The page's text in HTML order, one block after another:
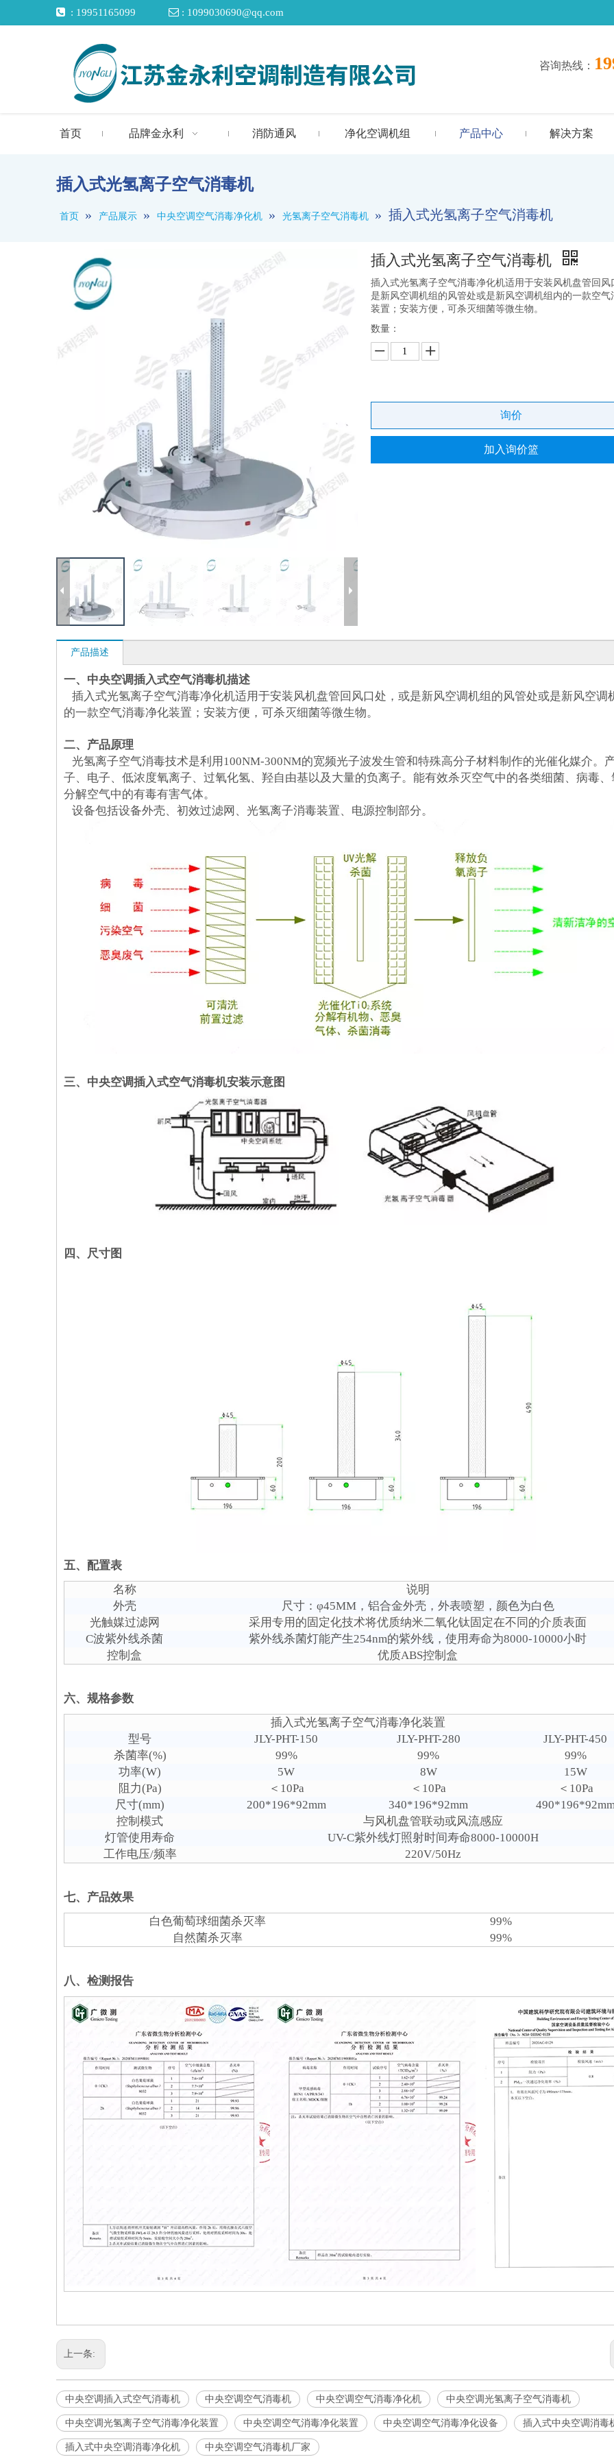
 : 19951165099  : 1099030690@qq.com
咨询热线 ：
首页 品牌金永利 消防通风 净化空调机组 产品中心 解决方案
插入式光氢离子空气消毒机
首页 » 产品展示 » 中央空调空气消毒净化机 » 光氢离子空气消毒机 » 插入式光氢离子空气消毒机
插入式光氢离子空气消毒机
插入式光氢离子空气消毒净化机适用于安装风机盘管回风
是新风空调机组的风管处或是新风空调机组内的一款空气
装置；安装方便，可杀灭细菌等微生物。
数量：
询价
加入询价篮
产品描述
一、中央空调插入式空气消毒机描述
插入式光氢离子空气消毒净化机适用于安装风机盘管回风口处，或是新风空调机组的风管处或是新风空调
的一款空气消毒净化装置；安装方便，可杀灭细菌等微生物。
二、产品原理
光氢离子空气消毒技术是利用100NM-300NM的宽频光子波发生管和特殊高分子材料制作的光催化媒介。
子、电子、低浓度氧离子、过氧化氢、羟自由基以及大量的负离子。能有效杀灭空气中的各类细菌、病毒
分解空气中的有毒有害气体。
设备包括设备外壳、初效过滤网、光氢离子消毒装置、电源控制部分。
三、中央空调插入式空气消毒机安装示意图
四、尺寸图
五、配置表
名称
说明
外壳
尺寸：φ45MM，铝合金外壳，外表喷塑，颜色为白色
光触媒过滤网
采用专用的固定化技术将优质纳米二氧化钛固定在不同的介质表面
C波紫外线杀菌
紫外线杀菌灯能产生254nm的紫外线，使用寿命为8000-10000小时
控制盒
优质ABS控制盒
六、规格参数
插入式光氢离子空气消毒净化装置
型号
JLY-PHT-150 JLY-PHT-280
JLY-PHT-450
杀菌率(%)
99% 99%
99%
功率(W)
5W 8W
15W
阻力(Pa)
＜10Pa ＜10Pa
＜10Pa
尺寸(mm)
200*196*92mm 340*196*92mm
控制模式
与风机盘管联动或风流感应
灯管使用寿命
UV-C紫外线灯照射时间寿命8000-10000H
工作电压/频率
220V/50Hz
七、产品效果
白色葡萄球细菌杀灭率
99%
自然菌杀灭率
99%
八、检测报告
上一条:
中央空调插入式空气消毒机 中央空调空气消毒机 中央空调空气消毒净化机 中央空调光氢离子空气消毒机
中央空调光氢离子空气消毒净化装置 中央空调空气消毒净化装置 中央空调空气消毒净化设备 插入式中央空调消毒
插入式中央空调消毒净化机 中央空调空气消毒机厂家